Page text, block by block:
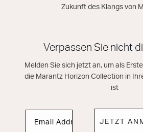
Zukunft des Klangs von
Verpassen Sie nicht
Melden Sie sich jetzt an, um als
die Marantz Horizon Collection in
ist
JETZT